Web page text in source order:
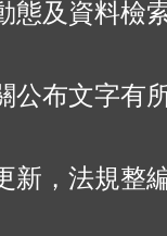
態及資料檢
公布文字有
新，法規整